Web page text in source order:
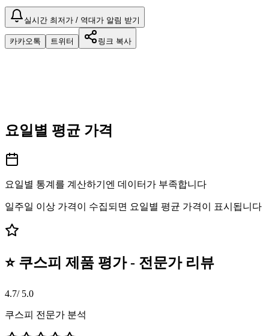
실시간 최저가 / 역대가 알림 받기
카카오톡 트위터 링크 복사
요일별 평균 가격
요일별 통계를 계산하기엔 데이터가 부족합니다
일주일 이상 가격이 수집되면 요일별 평균 가격이 표시됩니다
⭐ 쿠스피 제품 평가 - 전문가 리뷰
4.7/ 5.0
쿠스피 전문가 분석